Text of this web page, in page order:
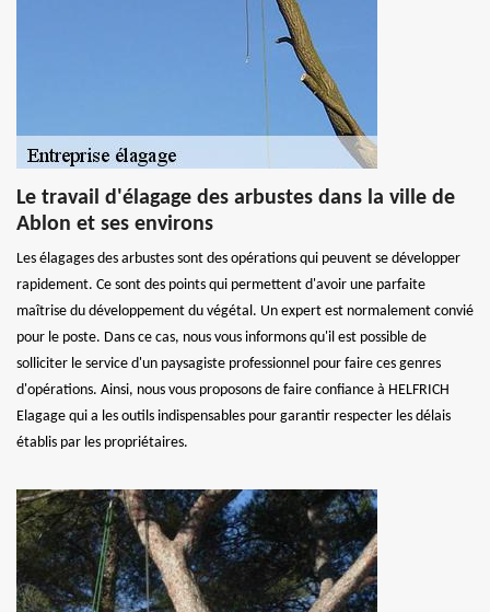
Le travail d'élagage des arbustes dans la ville de
Ablon et ses environs
Les élagages des arbustes sont des opérations qui peuvent se développer
rapidement. Ce sont des points qui permettent d'avoir une parfaite
maîtrise du développement du végétal. Un expert est normalement convié
pour le poste. Dans ce cas, nous vous informons qu'il est possible de
solliciter le service d'un paysagiste professionnel pour faire ces genres
d'opérations. Ainsi, nous vous proposons de faire confiance à HELFRICH
Elagage qui a les outils indispensables pour garantir respecter les délais
établis par les propriétaires.